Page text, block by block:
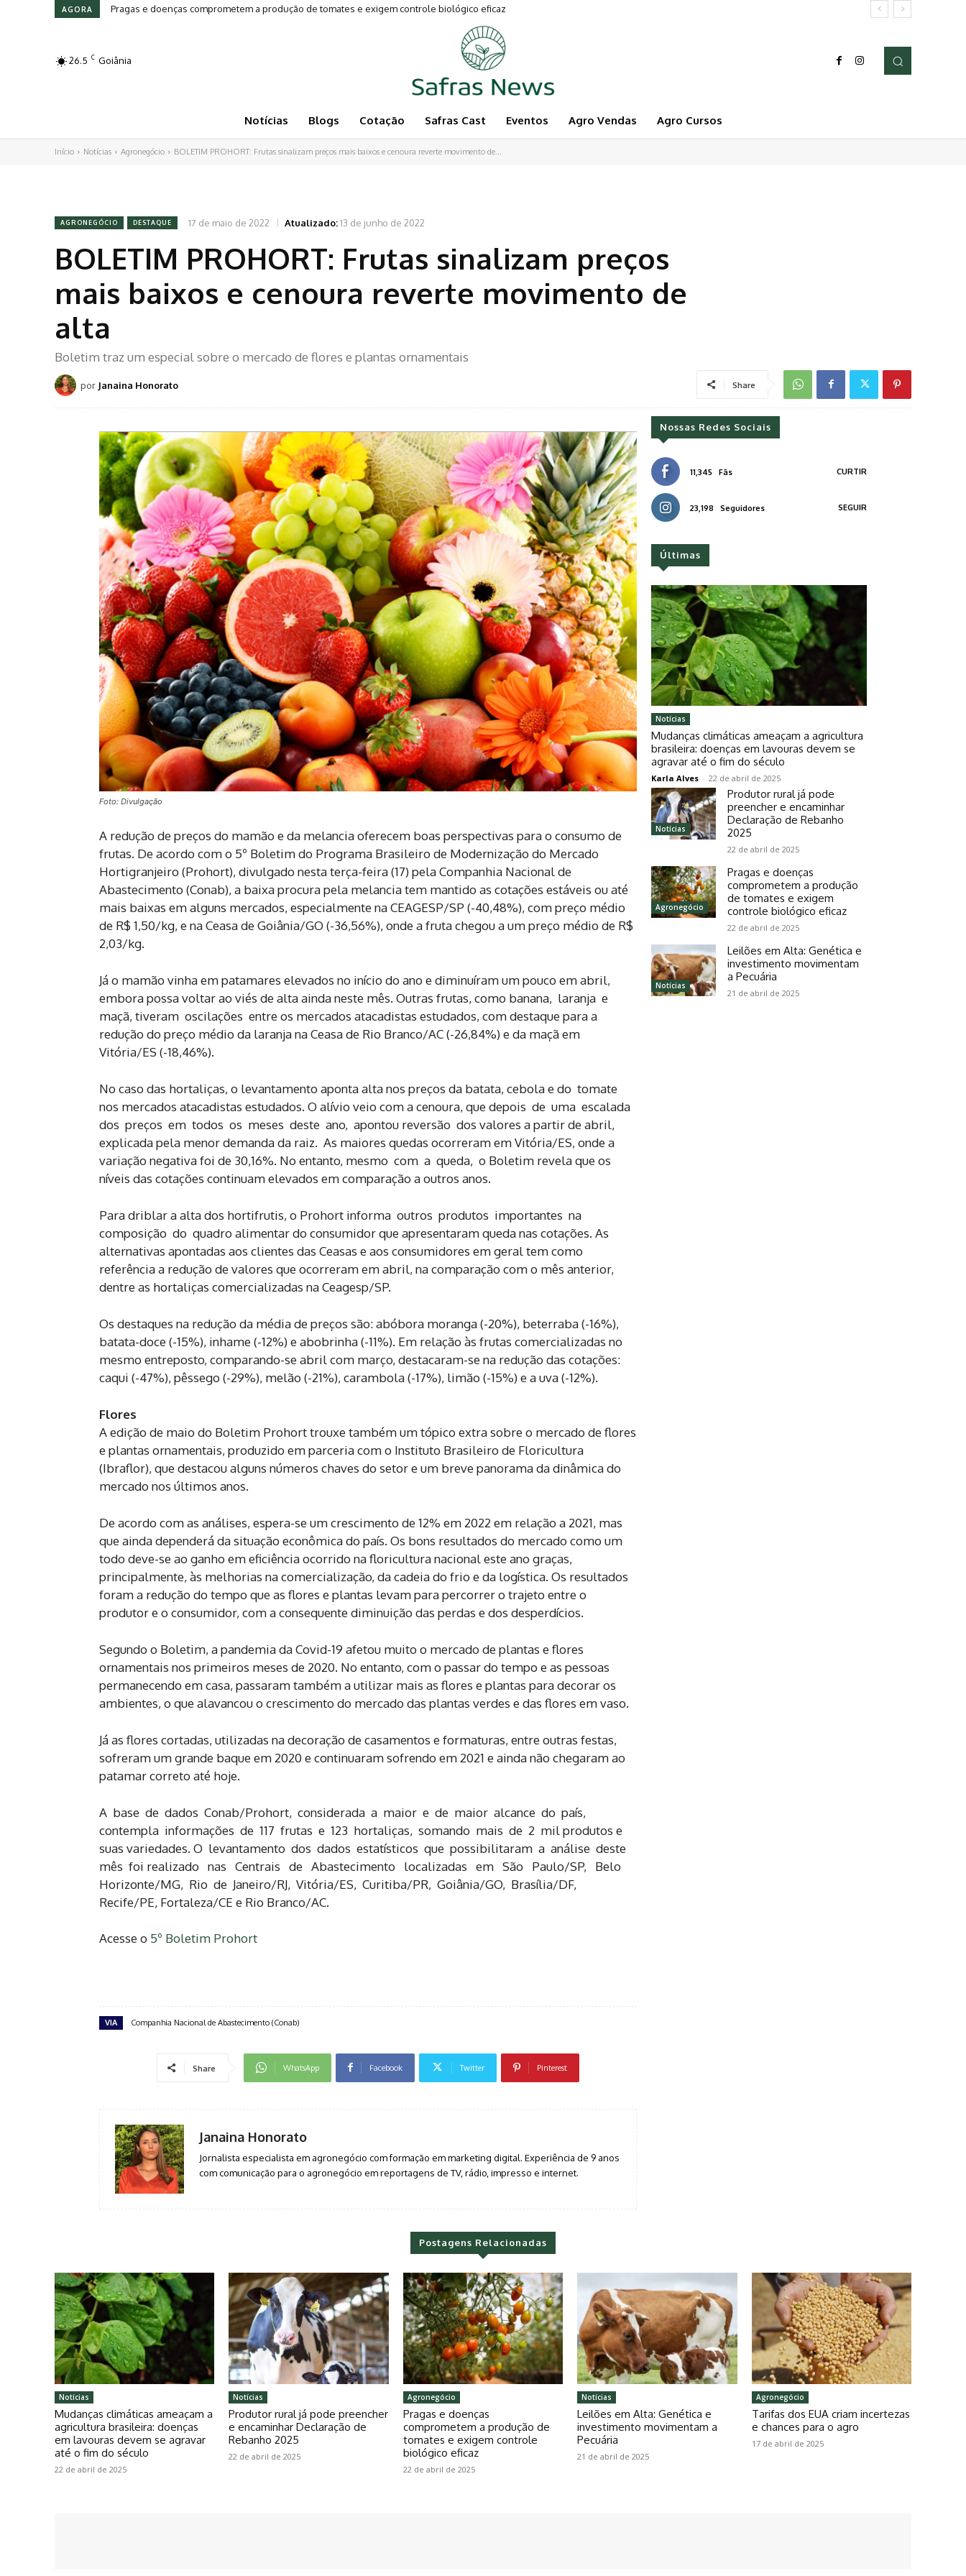
AGORA Pragas e doenças comprometem a produção de tomates e exigem controle biológico eficaz
Leilões em Alta: Genética e investimento movimentam a Pecuária
26.5 C Goiânia
Notícias Blogs Cotação Safras Cast Eventos Agro Vendas Agro Cursos
Início Notícias Agronegócio BOLETIM PROHORT: Frutas sinalizam preços mais baixos e cenoura reverte movimento de...
AGRONEGÓCIO DESTAQUE 17 de maio de 2022 Atualizado:13 de junho de 2022
BOLETIM PROHORT: Frutas sinalizam preços
mais baixos e cenoura reverte movimento de
alta
Boletim traz um especial sobre o mercado de flores e plantas ornamentais
por Janaina Honorato Share
Foto: Divulgação
A redução de preços do mamão e da melancia oferecem boas perspectivas para o consumo de
frutas. De acordo com o 5º Boletim do Programa Brasileiro de Modernização do Mercado
Hortigranjeiro (Prohort), divulgado nesta terça-feira (17) pela Companhia Nacional de
Abastecimento (Conab), a baixa procura pela melancia tem mantido as cotações estáveis ou até
mais baixas em alguns mercados, especialmente na CEAGESP/SP (-40,48%), com preço médio
de R$ 1,50/kg, e na Ceasa de Goiânia/GO (-36,56%), onde a fruta chegou a um preço médio de R$
2,03/kg.
Já o mamão vinha em patamares elevados no início do ano e diminuíram um pouco em abril,
embora possa voltar ao viés de alta ainda neste mês. Outras frutas, como banana, laranja e
maçã, tiveram oscilações entre os mercados atacadistas estudados, com destaque para a
redução do preço médio da laranja na Ceasa de Rio Branco/AC (-26,84%) e da maçã em
Vitória/ES (-18,46%).
No caso das hortaliças, o levantamento aponta alta nos preços da batata, cebola e do tomate
nos mercados atacadistas estudados. O alívio veio com a cenoura, que depois de uma escalada
dos preços em todos os meses deste ano, apontou reversão dos valores a partir de abril,
explicada pela menor demanda da raiz. As maiores quedas ocorreram em Vitória/ES, onde a
variação negativa foi de 30,16%. No entanto, mesmo com a queda, o Boletim revela que os
níveis das cotações continuam elevados em comparação a outros anos.
Para driblar a alta dos hortifrutis, o Prohort informa outros produtos importantes na
composição do quadro alimentar do consumidor que apresentaram queda nas cotações. As
alternativas apontadas aos clientes das Ceasas e aos consumidores em geral tem como
referência a redução de valores que ocorreram em abril, na comparação com o mês anterior,
dentre as hortaliças comercializadas na Ceagesp/SP.
Os destaques na redução da média de preços são: abóbora moranga (-20%), beterraba (-16%),
batata-doce (-15%), inhame (-12%) e abobrinha (-11%). Em relação às frutas comercializadas no
mesmo entreposto, comparando-se abril com março, destacaram-se na redução das cotações:
caqui (-47%), pêssego (-29%), melão (-21%), carambola (-17%), limão (-15%) e a uva (-12%).
Flores
A edição de maio do Boletim Prohort trouxe também um tópico extra sobre o mercado de flores
e plantas ornamentais, produzido em parceria com o Instituto Brasileiro de Floricultura
(Ibraflor), que destacou alguns números chaves do setor e um breve panorama da dinâmica do
mercado nos últimos anos.
De acordo com as análises, espera-se um crescimento de 12% em 2022 em relação a 2021, mas
que ainda dependerá da situação econômica do país. Os bons resultados do mercado como um
todo deve-se ao ganho em eficiência ocorrido na floricultura nacional este ano graças,
principalmente, às melhorias na comercialização, da cadeia do frio e da logística. Os resultados
foram a redução do tempo que as flores e plantas levam para percorrer o trajeto entre o
produtor e o consumidor, com a consequente diminuição das perdas e dos desperdícios.
Segundo o Boletim, a pandemia da Covid-19 afetou muito o mercado de plantas e flores
ornamentais nos primeiros meses de 2020. No entanto, com o passar do tempo e as pessoas
permanecendo em casa, passaram também a utilizar mais as flores e plantas para decorar os
ambientes, o que alavancou o crescimento do mercado das plantas verdes e das flores em vaso.
Já as flores cortadas, utilizadas na decoração de casamentos e formaturas, entre outras festas,
sofreram um grande baque em 2020 e continuaram sofrendo em 2021 e ainda não chegaram ao
patamar correto até hoje.
A base de dados Conab/Prohort, considerada a maior e de maior alcance do país,
contempla informações de 117 frutas e 123 hortaliças, somando mais de 2 mil produtos e
suas variedades. O levantamento dos dados estatísticos que possibilitaram a análise deste
mês foi realizado nas Centrais de Abastecimento localizadas em São Paulo/SP, Belo
Horizonte/MG, Rio de Janeiro/RJ, Vitória/ES, Curitiba/PR, Goiânia/GO, Brasília/DF,
Recife/PE, Fortaleza/CE e Rio Branco/AC.
Acesse o 5º Boletim Prohort
VIA Companhia Nacional de Abastecimento (Conab)
Share WhatsApp Facebook Twitter Pinterest
Janaina Honorato
Jornalista especialista em agronegócio com formação em marketing digital. Experiência de 9 anos
com comunicação para o agronegócio em reportagens de TV, rádio, impresso e internet.
Nossas Redes Sociais
11,345 Fãs CURTIR
23,198 Seguidores SEGUIR
Últimas
Notícias
Mudanças climáticas ameaçam a agricultura
brasileira: doenças em lavouras devem se
agravar até o fim do século
Karla Alves - 22 de abril de 2025
Notícias
Produtor rural já pode
preencher e encaminhar
Declaração de Rebanho
2025
22 de abril de 2025
Agronegócio
Pragas e doenças
comprometem a produção
de tomates e exigem
controle biológico eficaz
22 de abril de 2025
Notícias
Leilões em Alta: Genética e
investimento movimentam
a Pecuária
21 de abril de 2025
Postagens Relacionadas
Notícias
Mudanças climáticas ameaçam a
agricultura brasileira: doenças
em lavouras devem se agravar
até o fim do século
22 de abril de 2025
Notícias
Produtor rural já pode preencher
e encaminhar Declaração de
Rebanho 2025
22 de abril de 2025
Agronegócio
Pragas e doenças
comprometem a produção de
tomates e exigem controle
biológico eficaz
22 de abril de 2025
Notícias
Leilões em Alta: Genética e
investimento movimentam a
Pecuária
21 de abril de 2025
Agronegócio
Tarifas dos EUA criam incertezas
e chances para o agro
17 de abril de 2025